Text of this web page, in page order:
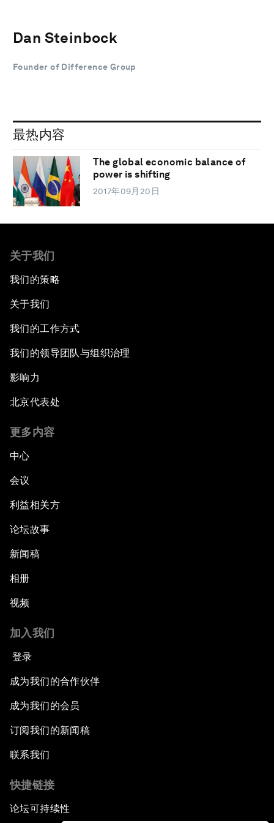
Dan Steinbock
Founder of Difference Group
最热内容
The global economic balance of
power is shifting
2017年09月20日
关于我们
我们的策略
关于我们
我们的工作方式
我们的领导团队与组织治理
影响力
北京代表处
更多内容
中心
会议
利益相关方
论坛故事
新闻稿
相册
视频
加入我们
登录
成为我们的合作伙伴
成为我们的会员
订阅我们的新闻稿
联系我们
快捷链接
论坛可持续性